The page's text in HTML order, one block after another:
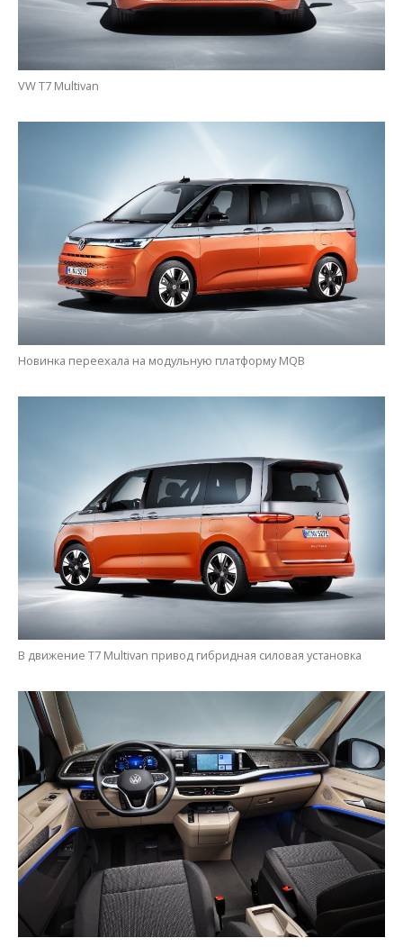
VW T7 Multivan
Новинка переехала на модульную платформу MQB
В движение T7 Multivan привод гибридная силовая установка